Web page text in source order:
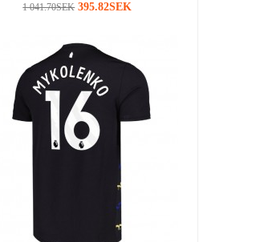
1 041.70SEK 395.82SEK